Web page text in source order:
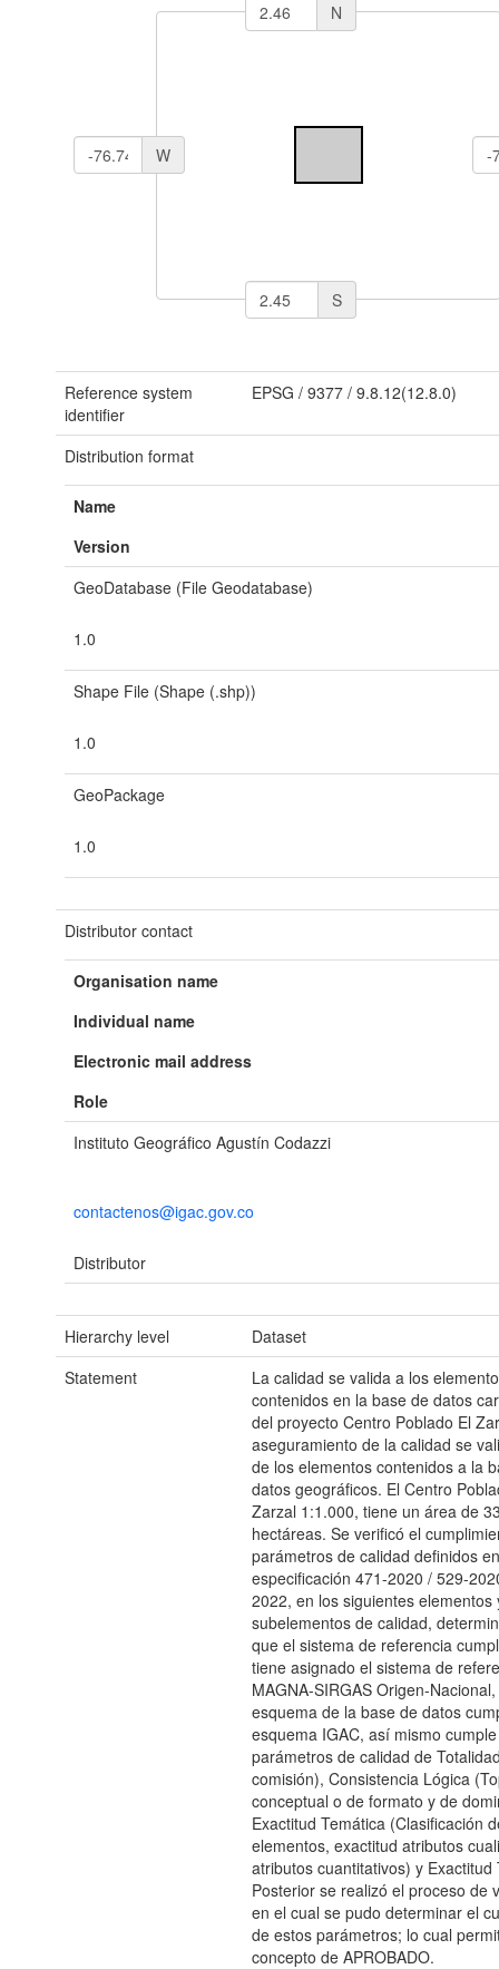
N
S
W
Reference system
identifier
EPSG / 9377/ 9.8.12(12.8.0)
Distribution format
Name
Version
GeoDatabase (File Geodatabase)
1.0
Shape File (Shape (.shp))
1.0
GeoPackage
1.0
Distributor contact
Organisation name
Individual name
Electronic mail address
Role
Instituto Geográfico Agustín Codazzi
contactenos@igac.gov.co
Distributor
Hierarchy level
Dataset
Statement
La calidad se valida a los
contenidos en la base de datos
del proyecto Centro Poblado El
aseguramiento de la calidad se
de los elementos contenidos a la
datos geográficos. El Centro
Zarzal 1:1.000, tiene un área de
hectáreas. Se verificó el
parámetros de calidad definidos
especificación 471-2020 / 529-
2022, en los siguientes elementos
subelementos de calidad,
que el sistema de referencia
tiene asignado el sistema de
MAGNA-SIRGAS Origen-
esquema de la base de datos
esquema IGAC, así mismo
parámetros de calidad de
comisión), Consistencia Lógica
conceptual o de formato y de
Exactitud Temática (Clasificación
elementos, exactitud atributos
atributos cuantitativos) y Exactitud
Posterior se realizó el proceso de
en el cual se pudo determinar el
de estos parámetros; lo cual
concepto de APROBADO.